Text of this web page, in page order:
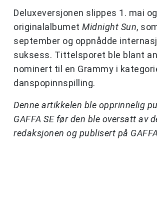
Deluxeversjonen slippes 1. mai
originalalbumet Midnight Sun,
september og oppnådde
suksess. Tittelsporet ble blant
nominert til en Grammy i
danspopinnspilling.
Denne artikkelen ble opprinnelig
GAFFA SE før den ble oversatt av
redaksjonen og publisert på